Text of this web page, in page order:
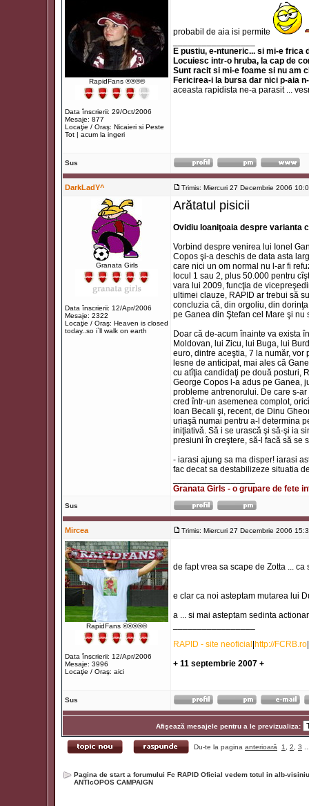
RapidFans ®®®®
Data înscrierii: 29/Oct/2006
Mesaje: 877
Locaţie / Oraş: Nicaieri si Peste
Tot | acum la ingeri
probabil de aia isi permite
E pustiu, e-ntuneric... si mi-e frica
Locuiesc intr-o hruba, la cap de
Sunt racit si mi-e foame si nu am
Fericirea-i la bursa dar nici p-aia
aceasta rapidista ne-a parasit ...
Sus
DarkLadY^ Trimis: Miercuri 27 Decembrie 2006
Granata Girls
Data înscrierii: 12/Apr/2006
Mesaje: 2322
Locaţie / Oraş: Heaven is closed
today..so i`ll walk on earth
Arătatul pisicii
Ovidiu Ioaniţoaia despre varianta
Vorbind despre venirea lui Ionel
Copos şi-a deschis de data asta
care nici un om normal nu l-ar fi
locul 1 sau 2, plus 50.000 pentru
vara lui 2009, funcţia de
ultimei clauze, RAPID ar trebui să
concluzia că, din orgoliu, din
pe Ganea din Ştefan cel Mare şi
Doar că de-acum înainte va exista
Moldovan, lui Zicu, lui Buga, lui
euro, dintre aceştia, 7 la număr,
lesne de anticipat, mai ales că
cu atîţia candidaţi pe două posturi,
George Copos l-a adus pe Ganea,
probleme antrenorului. De care s-
cred într-un asemenea complot,
Ioan Becali şi, recent, de Dinu
uriaşă numai pentru a-l determina
iniţiativă. Să i se urască şi să-şi ia
presiuni în creştere, să-l facă să se
- iarasi ajung sa ma disper! iarasi
fac decat sa destabilizeze situatia
Granata Girls - o grupare de fete
Sus
Mircea Trimis: Miercuri 27 Decembrie 2006
RapidFans ®®®®®
Data înscrierii: 12/Apr/2006
Mesaje: 3996
Locaţie / Oraş: aici
de fapt vrea sa scape de Zotta ...
e clar ca noi asteptam mutarea lui
a ... si mai asteptam sedinta
RAPID - site neoficial http://FCRB.ro
+ 11 septembrie 2007 +
Sus
Afişează mesajele pentru a le previzualiza:
Du-te la pagina anterioară 1 2 3
Pagina de start a forumului Fc RAPID Oficial vedem totul in alb-
ANTIcOPOS CAMPAIGN